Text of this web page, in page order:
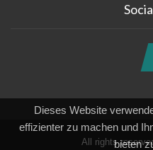
Dieses Website
effizienter zu machen und
bieten
All rights